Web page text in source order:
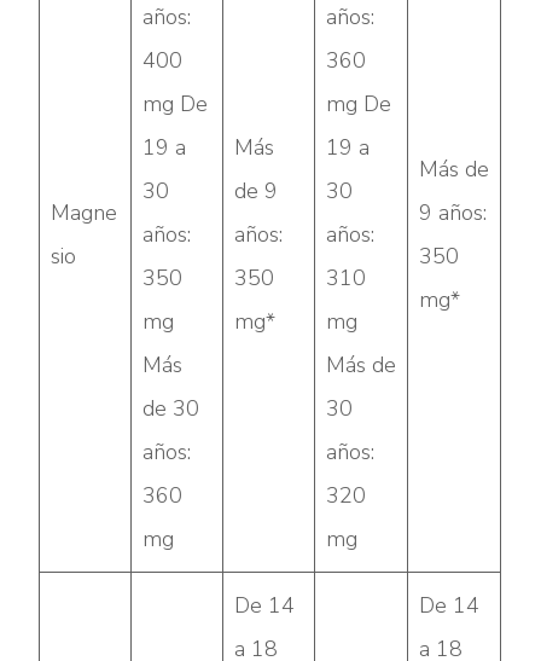
Magne
sio
años:
400
mg De
19 a
30
años:
350
mg
Más
de 30
años:
360
mg
Más
de 9
años:
350
mg*
años:
360
mg De
19 a
30
años:
310
mg
Más de
30
años:
320
mg
Más de
9 años:
350
mg*
De 14
a 18
De 14
a 18